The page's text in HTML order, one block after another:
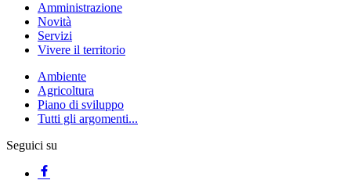
Amministrazione
Novità
Servizi
Vivere il territorio
Ambiente
Agricoltura
Piano di sviluppo
Tutti gli argomenti...
Seguici su